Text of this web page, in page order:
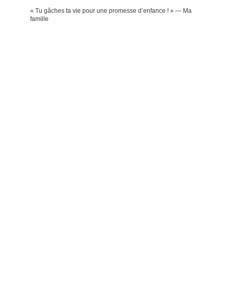
« Tu gâches ta vie pour une promesse d’enfance ! » — Ma
famille